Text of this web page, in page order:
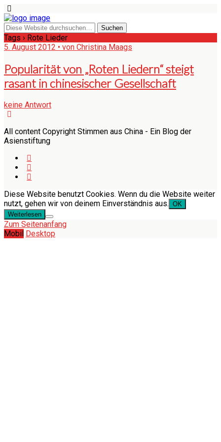
Tags › Rote Lieder
5. August 2012 • von Christina Maags
Popularität von „Roten Liedern“ steigt
rasant in chinesischer Gesellschaft
keine Antwort
All content Copyright Stimmen aus China - Ein Blog der
Asienstiftung
Diese Website benutzt Cookies. Wenn du die Website weiter
nutzt, gehen wir von deinem Einverständnis aus. OK
Weiterlesen
Zum Seitenanfang
Mobil Desktop